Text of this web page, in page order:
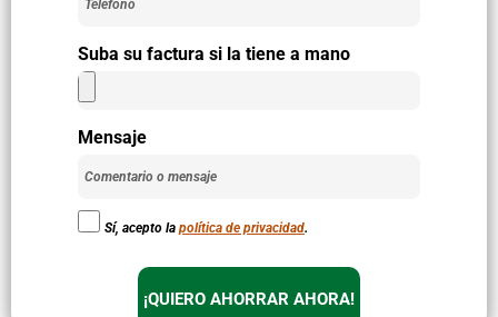
Suba su factura si la tiene a mano
Mensaje
Sí, acepto la política de privacidad.
¡QUIERO AHORRAR AHORA!